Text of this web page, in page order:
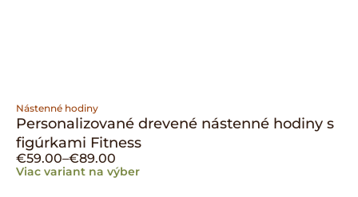
Nástenné hodiny
Personalizované drevené nástenné hodiny s
figúrkami Fitness
€59.00–€89.00
Viac variant na výber